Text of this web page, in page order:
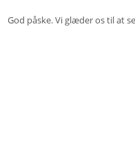
God påske. Vi glæder os til at